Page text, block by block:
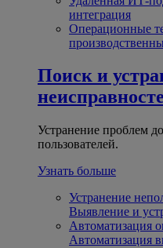
интеграция
Операционные
Поиск и
Устранение проблем
пользователей.
Узнать больше
Устранение
Выявление и
Автоматизация
Автоматизация